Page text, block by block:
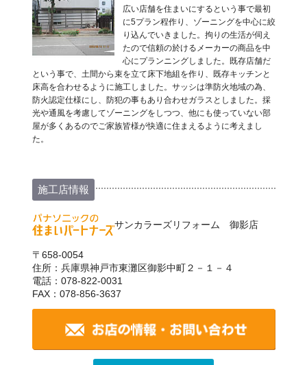
広い店舗を住まいにするという事で最初
に5プラン程作り、ゾーニングを中心に絞
り込んでいきました。拘りの生活が伺え
たので信頼の於けるメーカーの商品を中
心にプランニングしました。既存店舗だ
という事で、土間から束を立て床下地組を作り、既存キッチンと
床高を合わせるように施工しました。サッシは準防火地域の為、
防火認定仕様にし、防犯の事もあり合わせガラスとしました。採
光や通風を考慮してゾーニングをしつつ、他にも使っていない部
屋が多くあるのでご家族皆様が快適に住まえるように考えまし
た。
施工店情報
サンカラーズリフォーム 御影店
〒658-0054
住所：兵庫県神戸市東灘区御影中町２－１－４
電話：078-822-0031
FAX：078-856-3637